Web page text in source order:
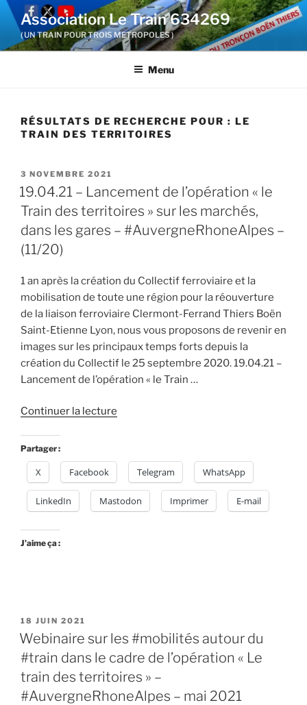
Aller
contenu
Association Le Train 634269
( UN TRAIN POUR TROIS METROPOLES )
Menu
RÉSULTATS DE RECHERCHE POUR : LE
TRAIN DES TERRITOIRES
PUBLIÉ
LE
3 NOVEMBRE 2021
19.04.21 – Lancement de l’opération « le
Train des territoires » sur les marchés,
dans les gares – #AuvergneRhoneAlpes –
(11/20)
1 an après la création du Collectif ferroviaire et la
mobilisation de toute une région pour la réouverture
de la liaison ferroviaire Clermont-Ferrand Thiers Boën
Saint-Etienne Lyon, nous vous proposons de revenir en
images sur les principaux temps forts depuis la
création du Collectif le 25 septembre 2020. 19.04.21 –
Lancement de l’opération « le Train …
Continuer la lecture
Lancement
l’opération
« le
les
gares
–
#AuvergneRhoneAlpes
Partager :
X Facebook Telegram WhatsApp
LinkedIn Mastodon Imprimer E-mail
J’aime ça :
PUBLIÉ
LE
18 JUIN 2021
Webinaire sur les #mobilités autour du
#train dans le cadre de l’opération « Le
train des territoires » –
#AuvergneRhoneAlpes – mai 2021